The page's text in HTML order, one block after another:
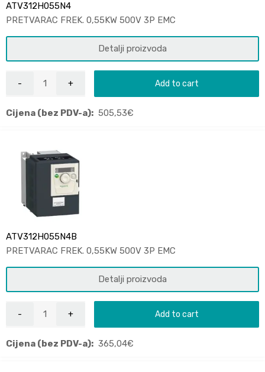
ATV312H055N4
PRETVARAC FREK. 0,55KW 500V 3P EMC
Detalji proizvoda
Add to cart
Cijena (bez PDV-a): 505,53€
ATV312H055N4B
PRETVARAC FREK. 0,55KW 500V 3P EMC
Detalji proizvoda
Add to cart
Cijena (bez PDV-a): 365,04€